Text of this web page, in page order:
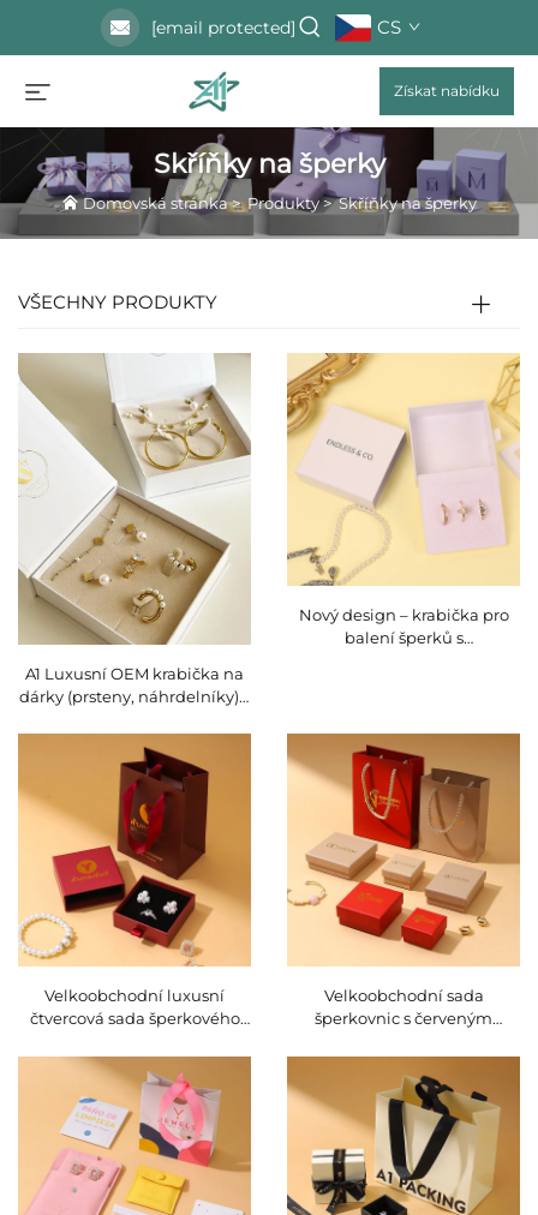
[email protected] CS
Získat nabídku
Skříňky na šperky
Domovská stránka>Produkty>Skříňky na šperky
VŠECHNY PRODUKTY
A1 Luxusní OEM krabička na
dárky (prsteny, náhrdelníky) s
papírové lepenky a sametu,
individuální rozměr a tvar,
dřevěná výztuha
Nový design – krabička pro
balení šperků s
vydřeňování / prohlubování
loga, individuální tvar
Velkoobchodní luxusní
čtvercová sada šperkového
dárkový pytlík, krabička se
zásuvkou pro prstýnky a
náušnice s možností potisku
loga
Velkoobchodní sada
šperkovnic s červeným
potisku vlastního loga, balení
pro prsteny, náušnice a
náhrdelníky